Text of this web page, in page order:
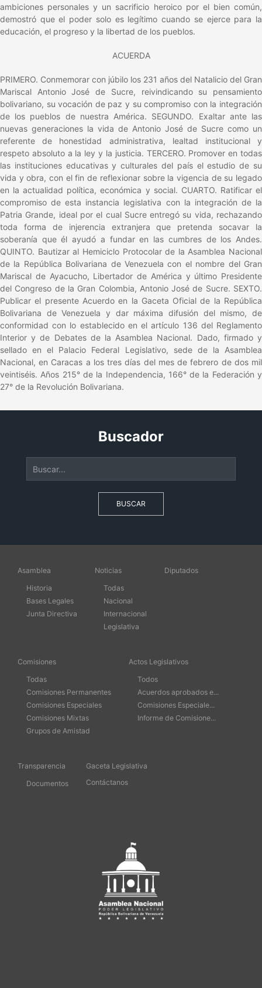
ambiciones personales y un sacrificio heroico por el bien común,
demostró que el poder solo es legítimo cuando se ejerce para la
educación, el progreso y la libertad de los pueblos.
ACUERDA
PRIMERO. Conmemorar con júbilo los 231 años del Natalicio del Gran
Mariscal Antonio José de Sucre, reivindicando su pensamiento
bolivariano, su vocación de paz y su compromiso con la integración
de los pueblos de nuestra América. SEGUNDO. Exaltar ante las
nuevas generaciones la vida de Antonio José de Sucre como un
referente de honestidad administrativa, lealtad institucional y
respeto absoluto a la ley y la justicia. TERCERO. Promover en todas
las instituciones educativas y culturales del país el estudio de su
vida y obra, con el fin de reflexionar sobre la vigencia de su legado
en la actualidad política, económica y social. CUARTO. Ratificar el
compromiso de esta instancia legislativa con la integración de la
Patria Grande, ideal por el cual Sucre entregó su vida, rechazando
toda forma de injerencia extranjera que pretenda socavar la
soberanía que él ayudó a fundar en las cumbres de los Andes.
QUINTO. Bautizar al Hemiciclo Protocolar de la Asamblea Nacional
de la República Bolivariana de Venezuela con el nombre del Gran
Mariscal de Ayacucho, Libertador de América y último Presidente
del Congreso de la Gran Colombia, Antonio José de Sucre. SEXTO.
Publicar el presente Acuerdo en la Gaceta Oficial de la República
Bolivariana de Venezuela y dar máxima difusión del mismo, de
conformidad con lo establecido en el artículo 136 del Reglamento
Interior y de Debates de la Asamblea Nacional. Dado, firmado y
sellado en el Palacio Federal Legislativo, sede de la Asamblea
Nacional, en Caracas a los tres días del mes de febrero de dos mil
veintiséis. Años 215° de la Independencia, 166° de la Federación y
27° de la Revolución Bolivariana.
Buscador
BUSCAR
Asamblea
Historia
Bases Legales
Junta Directiva
Noticias
Todas
Nacional
Internacional
Legislativa
Diputados
Comisiones
Todas
Comisiones Permanentes
Comisiones Especiales
Comisiones Mixtas
Grupos de Amistad
Actos Legislativos
Todos
Acuerdos aprobados e...
Comisiones Especiale...
Informe de Comisione...
Transparencia
Documentos
Gaceta Legislativa
Contáctanos